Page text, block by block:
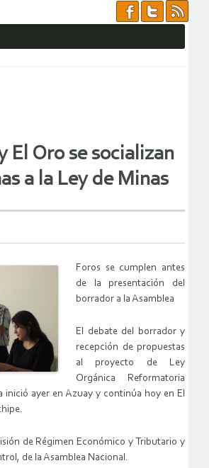
El Oro se socializan
a la Ley de Minas
Foros se cumplen antes
de la presentación del
borrador a la Asamblea
El debate del borrador y
recepción de propuestas
al proyecto de Ley
Orgánica Reformatoria
inició ayer en Azuay y continúa hoy en El
de Régimen Económico y Tributario y
de la Asamblea Nacional.